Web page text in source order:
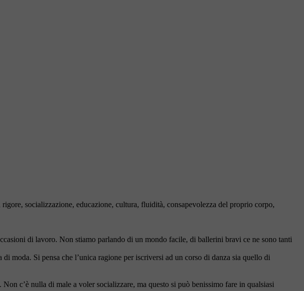
socializzazione, educazione, cultura, fluidità, consapevolezza del proprio corpo,
di lavoro. Non stiamo parlando di un mondo facile, di ballerini bravi ce ne sono tanti
moda. Si pensa che l’unica ragione per iscriversi ad un corso di danza sia quello di
c’è nulla di male a voler socializzare, ma questo si può benissimo fare in qualsiasi